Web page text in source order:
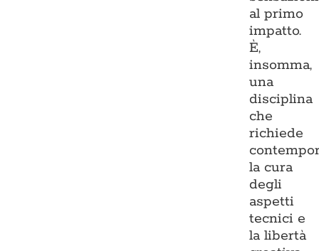
al primo
impatto.
È,
insomma,
una
disciplina
che
richiede
la cura
degli
aspetti
tecnici e
la libertà